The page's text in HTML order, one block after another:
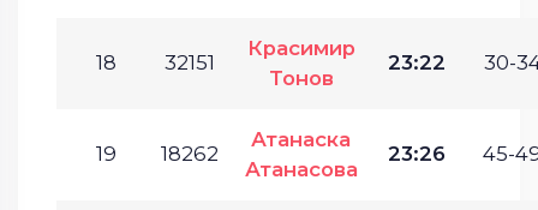
18 32151
Красимир
Тонов
23:22 30-
19 18262
Атанаска
Атанасова
23:26 45-